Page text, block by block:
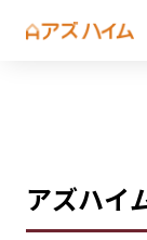
アズハイ